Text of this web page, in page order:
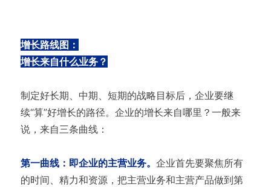
增长路线图：
增长来自什么业务？
制定好长期、中期、短期的战略目标后，企业要继
续“算”好增长的路径。企业的增长来自哪里？一般来
说，来自三条曲线：
第一曲线：即企业的主营业务。 企业首先要聚焦所有
的时间、精力和资源，把主营业务和主营产品做到第